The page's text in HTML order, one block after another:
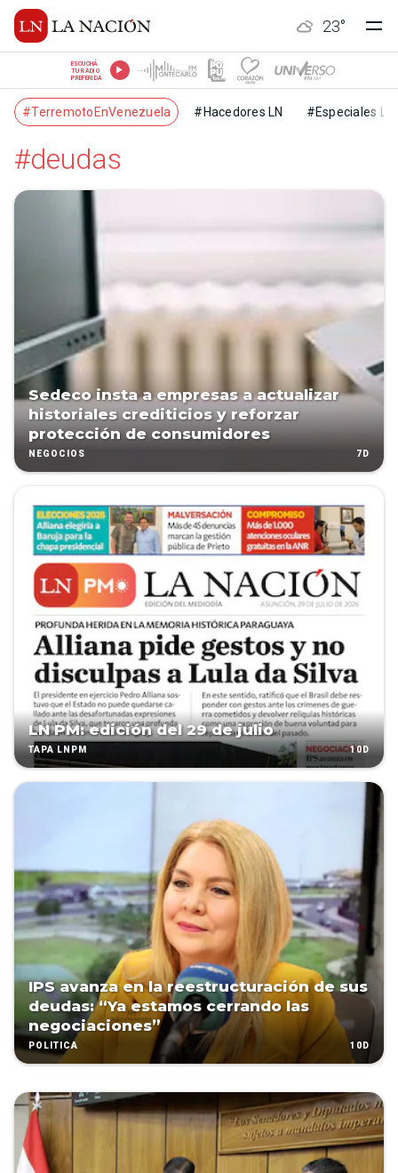
23°
ESCUCHÁ
TU RADIO
PREFERIDA
#TerremotoEnVenezuela #Hacedores LN #Especiales LN
#deudas
Sedeco insta a empresas a actualizar
historiales crediticios y reforzar
protección de consumidores
NEGOCIOS 7D
LN PM: edición del 29 de julio
TAPA LNPM 10D
IPS avanza en la reestructuración de sus
deudas: “Ya estamos cerrando las
negociaciones”
POLÍTICA 10D